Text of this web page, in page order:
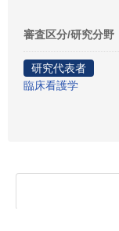
審査区分/研究分野
研究代表者
臨床看護学